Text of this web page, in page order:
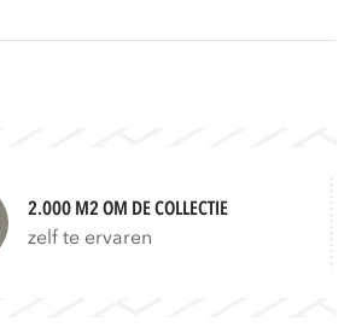
2.000 M2 OM DE COLLECTIE
zelf te ervaren